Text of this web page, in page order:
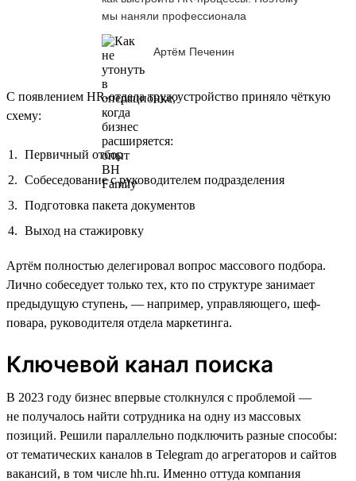
мы наняли профессионала
Артём Печенин
С появлением HR-отдела трудоустройство приняло чёткую
схему:
Первичный отбор
Собеседование с руководителем подразделения
Подготовка пакета документов
Выход на стажировку
Артём полностью делегировал вопрос массового подбора.
Лично собеседует только тех, кто по структуре занимает
предыдущую ступень, — например, управляющего, шеф-
повара, руководителя отдела маркетинга.
Ключевой канал поиска
В 2023 году бизнес впервые столкнулся с проблемой —
не получалось найти сотрудника на одну из массовых
позиций. Решили параллельно подключить разные способы:
от тематических каналов в Telegram до агрегаторов и сайтов
вакансий, в том числе hh.ru. Именно оттуда компания